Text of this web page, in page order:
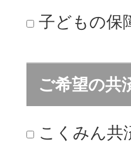
子どもの保
ご希望の共
こくみん共